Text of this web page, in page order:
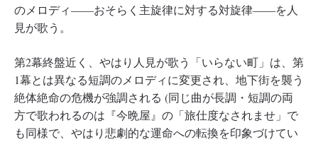
のメロディ――おそらく主旋律に対する対旋律――を人
見が歌う。
第2幕終盤近く、やはり人見が歌う「いらない町」は、第
1幕とは異なる短調のメロディに変更され、地下街を襲う
絶体絶命の危機が強調される (同じ曲が長調・短調の両
方で歌われるのは『今晩屋』の「旅仕度なされませ」で
も同様で、やはり悲劇的な運命への転換を印象づけてい